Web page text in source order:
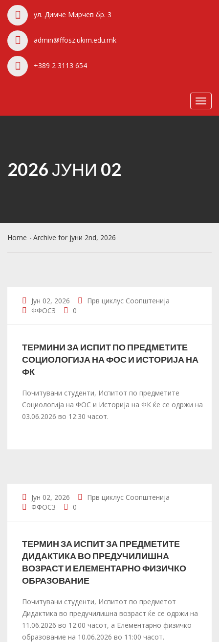
ул. Димче Мирчев бр. 3
admin@ffosz.ukim.edu.mk
+389 2 3113 654
2026 ЈУНИ 02
Home Archive for јуни 2nd, 2026
Јун 02, 2026 Прв циклус Соопштенија
ФФОСЗ
0
ТЕРМИНИ ЗА ИСПИТ ПО ПРЕДМЕТИТЕ
СОЦИОЛОГИЈА НА ФОС И ИСТОРИЈА НА
ФК
Почитувани студенти, Испитот по предметите
Социологија на ФОС и Историја на ФК ќе се одржи на
03.06.2026 во 12:30 часот.
Јун 02, 2026 Прв циклус Соопштенија
ФФОСЗ
0
ТЕРМИН ЗА ИСПИТ ЗА ПРЕДМЕТИТЕ
ДИДАКТИКА ВО ПРЕДУЧИЛИШНА
ВОЗРАСТ И ЕЛЕМЕНТАРНО ФИЗИЧКО
ОБРАЗОВАНИЕ
Почитувани студенти, Испитот по предметот
Дидактика во предучилишна возраст ќе се одржи на
11.06.2026 во 12:00 часот, а Елементарно физичко
образование на 10.06.2026 во 11:00 часот.